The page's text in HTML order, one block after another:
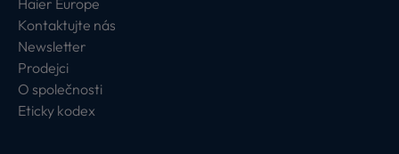
Haier Europe
Kontaktujte nás
Newsletter
Prodejci
O společnosti
Eticky kodex